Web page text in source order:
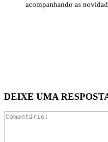
acompanhando as
DEIXE UMA